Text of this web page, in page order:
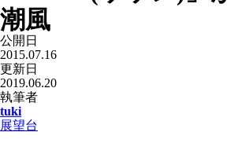
潮風
公開日
2015.07.16
更新日
2019.06.20
執筆者
tuki
展望台